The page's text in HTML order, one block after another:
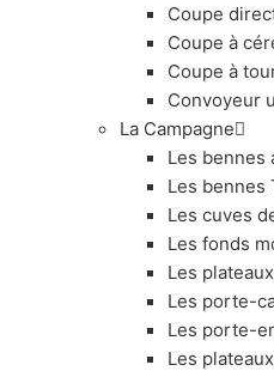
Coupe
Coupe à
Coupe à
Convoyeur
La Campagne
Les bennes
Les bennes
Les cuves
Les fonds
Les
Les porte-
Les porte-
Les